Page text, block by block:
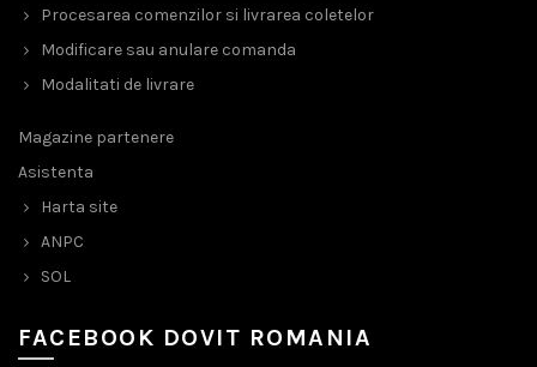
Procesarea comenzilor si livrarea coletelor
Modificare sau anulare comanda
Modalitati de livrare
Magazine partenere
Asistenta
Harta site
ANPC
SOL
FACEBOOK DOVIT ROMANIA